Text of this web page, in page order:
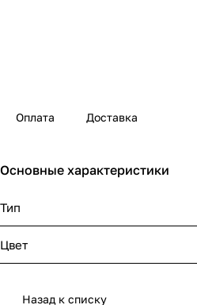
Оплата Доставка
Основные характеристики
Тип
Цвет
Назад к списку